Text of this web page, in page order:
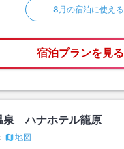
8月の宿泊に使え
宿泊プランを見る
泉 ハナホテル籠原
地図